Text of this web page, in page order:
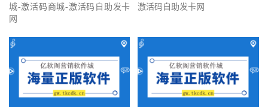
城-激活码商城-激活码自助发卡
网
激活码自助发卡网